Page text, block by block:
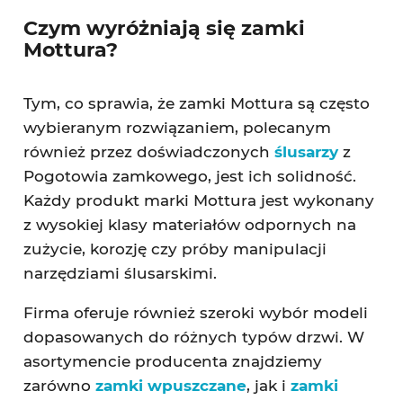
Czym wyróżniają się zamki
Mottura?
Tym, co sprawia, że zamki Mottura są często
wybieranym rozwiązaniem, polecanym
również przez doświadczonych ślusarzy z
Pogotowia zamkowego, jest ich solidność.
Każdy produkt marki Mottura jest wykonany
z wysokiej klasy materiałów odpornych na
zużycie, korozję czy próby manipulacji
narzędziami ślusarskimi.
Firma oferuje również szeroki wybór modeli
dopasowanych do różnych typów drzwi. W
asortymencie producenta znajdziemy
zarówno zamki wpuszczane, jak i zamki